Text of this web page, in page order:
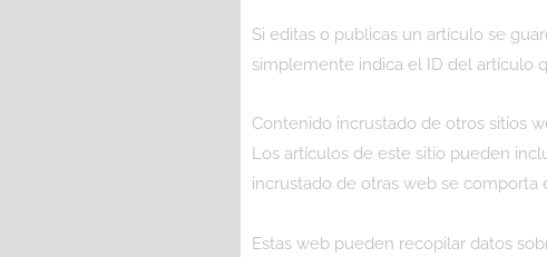
Si editas o publicas un artículo se
simplemente indica el ID del artículo
Contenido incrustado de otros sitios
Los artículos de este sitio pueden
incrustado de otras web se comporta
Estas web pueden recopilar datos